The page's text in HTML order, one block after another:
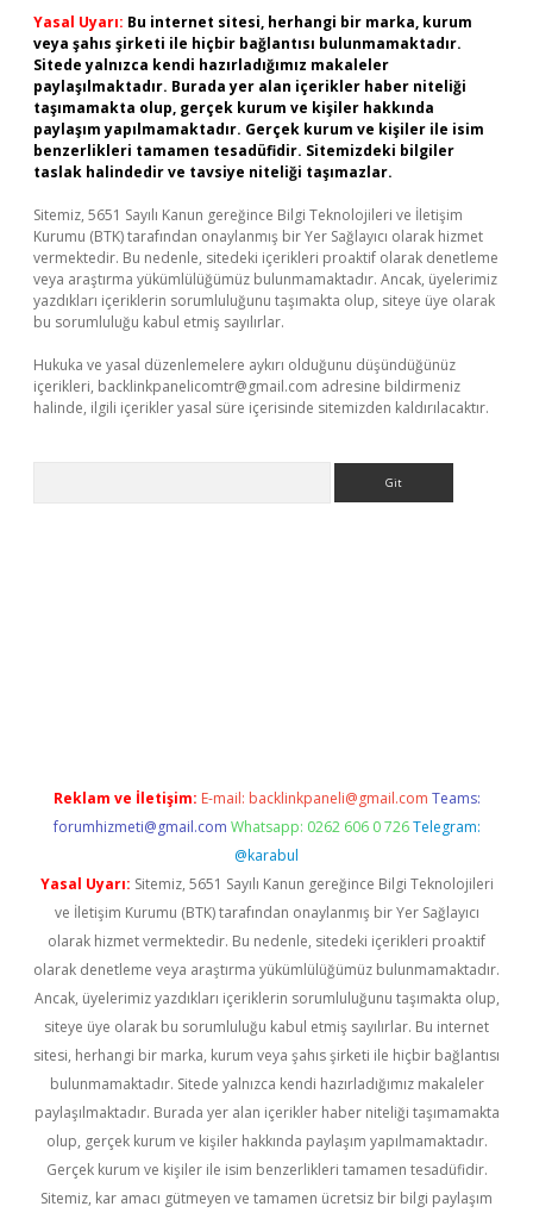
Yasal Uyarı: Bu internet sitesi, herhangi bir marka, kurum
veya şahıs şirketi ile hiçbir bağlantısı bulunmamaktadır.
Sitede yalnızca kendi hazırladığımız makaleler
paylaşılmaktadır. Burada yer alan içerikler haber niteliği
taşımamakta olup, gerçek kurum ve kişiler hakkında
paylaşım yapılmamaktadır. Gerçek kurum ve kişiler ile isim
benzerlikleri tamamen tesadüfidir. Sitemizdeki bilgiler
taslak halindedir ve tavsiye niteliği taşımazlar.
Sitemiz, 5651 Sayılı Kanun gereğince Bilgi Teknolojileri ve İletişim
Kurumu (BTK) tarafından onaylanmış bir Yer Sağlayıcı olarak hizmet
vermektedir. Bu nedenle, sitedeki içerikleri proaktif olarak denetleme
veya araştırma yükümlülüğümüz bulunmamaktadır. Ancak, üyelerimiz
yazdıkları içeriklerin sorumluluğunu taşımakta olup, siteye üye olarak
bu sorumluluğu kabul etmiş sayılırlar.
Hukuka ve yasal düzenlemelere aykırı olduğunu düşündüğünüz
içerikleri, backlinkpanelicomtr@gmail.com adresine bildirmeniz
halinde, ilgili içerikler yasal süre içerisinde sitemizden kaldırılacaktır.
Reklam ve İletişim: E-mail: backlinkpaneli@gmail.com Teams:
forumhizmeti@gmail.com Whatsapp: 0262 606 0 726 Telegram:
@karabul
Yasal Uyarı: Sitemiz, 5651 Sayılı Kanun gereğince Bilgi Teknolojileri
ve İletişim Kurumu (BTK) tarafından onaylanmış bir Yer Sağlayıcı
olarak hizmet vermektedir. Bu nedenle, sitedeki içerikleri proaktif
olarak denetleme veya araştırma yükümlülüğümüz bulunmamaktadır.
Ancak, üyelerimiz yazdıkları içeriklerin sorumluluğunu taşımakta olup,
siteye üye olarak bu sorumluluğu kabul etmiş sayılırlar. Bu internet
sitesi, herhangi bir marka, kurum veya şahıs şirketi ile hiçbir bağlantısı
bulunmamaktadır. Sitede yalnızca kendi hazırladığımız makaleler
paylaşılmaktadır. Burada yer alan içerikler haber niteliği taşımamakta
olup, gerçek kurum ve kişiler hakkında paylaşım yapılmamaktadır.
Gerçek kurum ve kişiler ile isim benzerlikleri tamamen tesadüfidir.
Sitemiz, kar amacı gütmeyen ve tamamen ücretsiz bir bilgi paylaşım